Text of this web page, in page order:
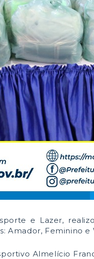
e Lazer,
Amador, Feminino e
Almelício